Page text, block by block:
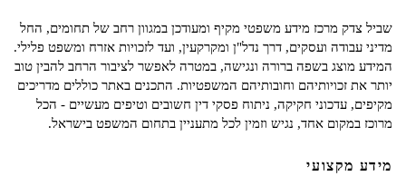
שביל צדק מרכז מידע משפטי מקיף ומעודכן במגוון רחב של תחומים, החל
מדיני עבודה ועסקים, דרך נדל"ן ומקרקעין, ועד לזכויות אזרח ומשפט פלילי.
המידע מוצג בשפה ברורה ונגישה, במטרה לאפשר לציבור הרחב להבין טוב
יותר את זכויותיהם וחובותיהם המשפטיות. התכנים באתר כוללים מדריכים
מקיפים, עדכוני חקיקה, ניתוח פסקי דין חשובים וטיפים מעשיים - הכל
מרוכז במקום אחד, נגיש וזמין לכל מתעניין בתחום המשפט בישראל.
מידע מקצועי